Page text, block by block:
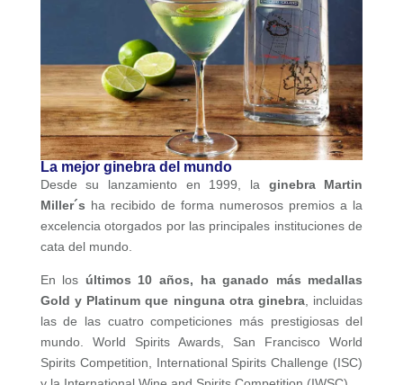
La mejor ginebra del mundo
Desde su lanzamiento en 1999, la ginebra Martin
Miller´s ha recibido de forma numerosos premios a la
excelencia otorgados por las principales instituciones de
cata del mundo.
En los últimos 10 años, ha ganado más medallas
Gold y Platinum que ninguna otra ginebra , incluidas
las de las cuatro competiciones más prestigiosas del
mundo. World Spirits Awards, San Francisco World
Spirits Competition, International Spirits Challenge (ISC)